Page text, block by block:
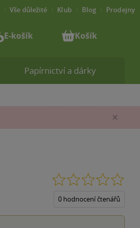
0 hodnocení čtenářů
Papírnictví a dárky
Vše důležité Klub Blog Prodejny
E-košík Košík